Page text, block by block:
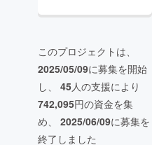
このプロジェクトは、
2025/05/09に募集を開始
し、 45人の支援により
742,095円の資金を集
め、 2025/06/09に募集を
終了しました